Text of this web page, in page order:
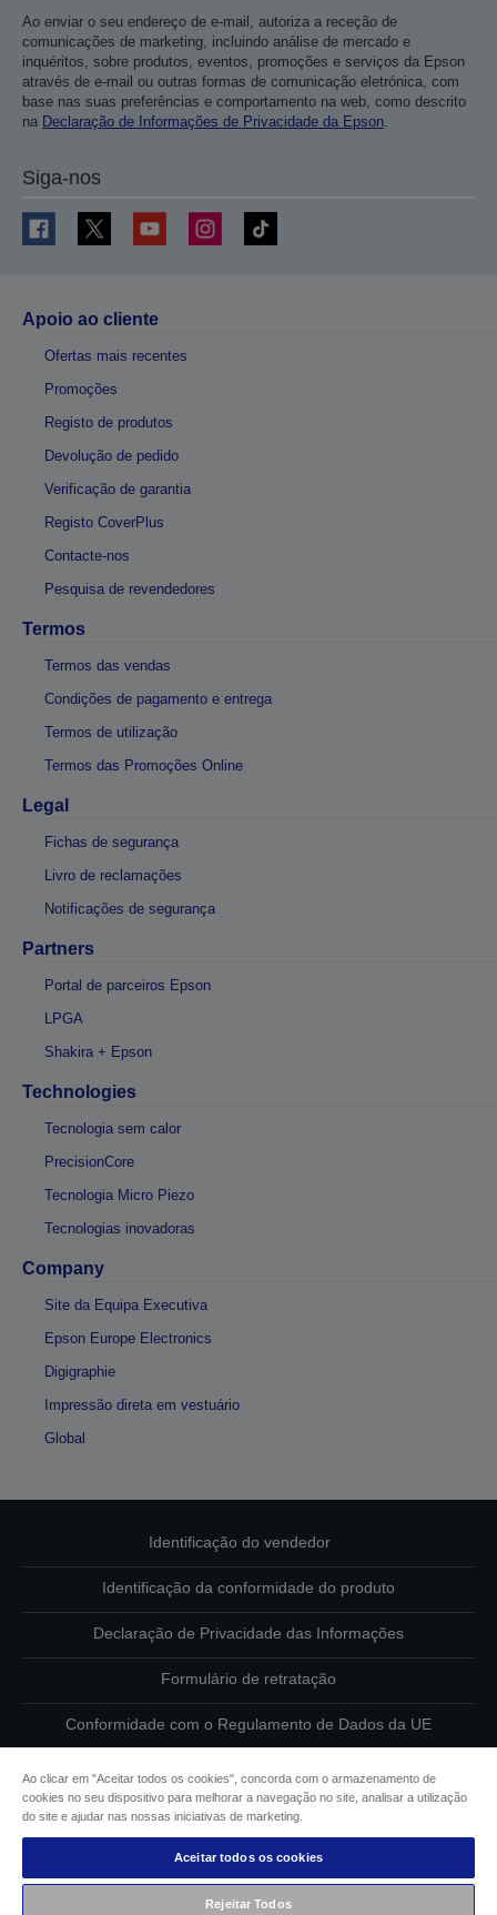
Ao enviar o seu endereço de e-mail, autoriza a receção de
comunicações de marketing, incluindo análise de mercado e
inquéritos, sobre produtos, eventos, promoções e serviços da Epson
através de e-mail ou outras formas de comunicação eletrónica, com
base nas suas preferências e comportamento na web, como descrito
na Declaração de Informações de Privacidade da Epson
Siga-nos
Apoio ao cliente
Ofertas mais recentes
Promoções
Registo de produtos
Devolução de pedido
Verificação de garantia
Registo CoverPlus
Contacte-nos
Pesquisa de revendedores
Termos
Termos das vendas
Condições de pagamento e entrega
Termos de utilização
Termos das Promoções Online
Legal
Fichas de segurança
Livro de reclamações
Notificações de segurança
Partners
Portal de parceiros Epson
LPGA
Shakira + Epson
Technologies
Tecnologia sem calor
PrecisionCore
Tecnologia Micro Piezo
Tecnologias inovadoras
Company
Site da Equipa Executiva
Epson Europe Electronics
Digigraphie
Impressão direta em vestuário
Global
Identificação do vendedor
Identificação da conformidade do produto
Declaração de Privacidade das Informações
Formulário de retratação
Conformidade com o Regulamento de Dados da UE
Informações sobre cookies
Compromisso da Epson para com a acessibilidade
Ao clicar em "Aceitar todos os cookies", concorda com o armazenamento de
cookies no seu dispositivo para melhorar a navegação no site, analisar a utilização
do site e ajudar nas nossas iniciativas de marketing.
Aceitar todos os cookies
Rejeitar Todos